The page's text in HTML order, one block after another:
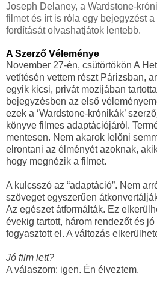
Joseph Delaney, a Wardstone-
filmet és írt is róla egy bejegyzést a
fordítását olvashatjátok lentebb.
A Szerző Véleménye
November 27-én, csütörtökön A
vetítésén vettem részt Párizsban,
egyik kicsi, privát mozijában
bejegyzésben az első
ezek a ‘Wardstone-krónikák’
könyve filmes adaptációjáról.
mentesen. Nem akarok lelőni
elrontani az élményét azoknak,
hogy megnézik a filmet.
A kulcsszó az “adaptáció”. Nem
szöveget egyszerűen
Az egészet átformálták. Ez
évekig tartott, három rendezőt és
fogyasztott el. A változás
Jó film lett?
A válaszom: igen. Én élveztem.